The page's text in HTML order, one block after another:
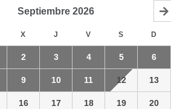
Septiembre 2026
X J V S D
2 3 4 5 6
9 10 11 12 13
16 17 18 19 20